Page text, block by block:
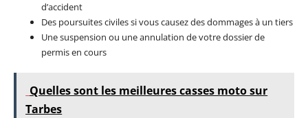
d’accident
Des poursuites civiles si vous causez des dommages à un tiers
Une suspension ou une annulation de votre dossier de
permis en cours
Quelles sont les meilleures casses moto sur
Tarbes